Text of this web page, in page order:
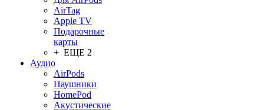
AirTag
Apple TV
Подарочные
карты
+ ЕЩЕ 2
Аудио
AirPods
Наушники
HomePod
Акустические